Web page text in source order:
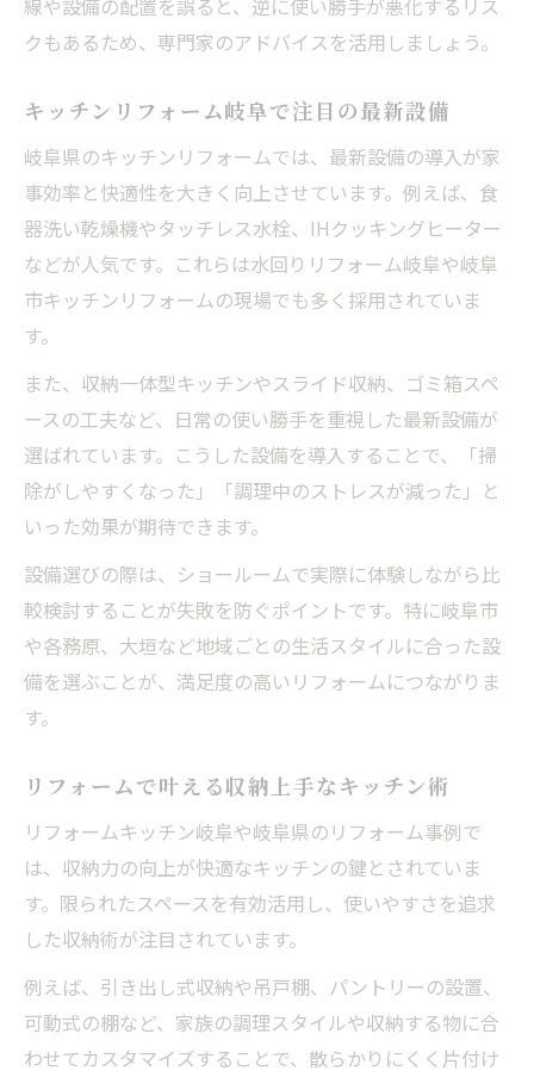
線や設備の配置を誤ると、逆に使い勝手が悪化するリス
クもあるため、専門家のアドバイスを活用しましょう。
キッチンリフォーム岐阜で注目の最新設備
岐阜県のキッチンリフォームでは、最新設備の導入が家
事効率と快適性を大きく向上させています。例えば、食
器洗い乾燥機やタッチレス水栓、IHクッキングヒーター
などが人気です。これらは水回りリフォーム岐阜や岐阜
市キッチンリフォームの現場でも多く採用されていま
す。
また、収納一体型キッチンやスライド収納、ゴミ箱スペ
ースの工夫など、日常の使い勝手を重視した最新設備が
選ばれています。こうした設備を導入することで、「掃
除がしやすくなった」「調理中のストレスが減った」と
いった効果が期待できます。
設備選びの際は、ショールームで実際に体験しながら比
較検討することが失敗を防ぐポイントです。特に岐阜市
や各務原、大垣など地域ごとの生活スタイルに合った設
備を選ぶことが、満足度の高いリフォームにつながりま
す。
リフォームで叶える収納上手なキッチン術
リフォームキッチン岐阜や岐阜県のリフォーム事例で
は、収納力の向上が快適なキッチンの鍵とされていま
す。限られたスペースを有効活用し、使いやすさを追求
した収納術が注目されています。
例えば、引き出し式収納や吊戸棚、パントリーの設置、
可動式の棚など、家族の調理スタイルや収納する物に合
わせてカスタマイズすることで、散らかりにくく片付け